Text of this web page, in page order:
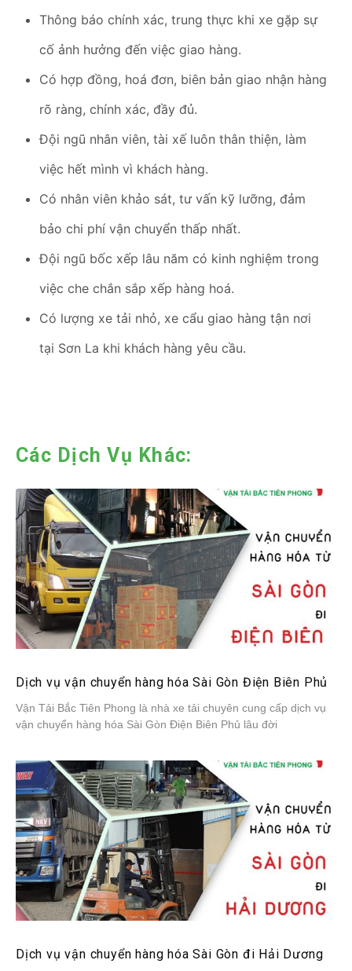
Thông báo chính xác, trung thực khi xe gặp sự
cố ảnh hưởng đến việc giao hàng.
Có hợp đồng, hoá đơn, biên bản giao nhận hàng
rõ ràng, chính xác, đầy đủ.
Đội ngũ nhân viên, tài xế luôn thân thiện, làm
việc hết mình vì khách hàng.
Có nhân viên khảo sát, tư vấn kỹ lưỡng, đảm
bảo chi phí vận chuyển thấp nhất.
Đội ngũ bốc xếp lâu năm có kinh nghiệm trong
việc che chắn sắp xếp hàng hoá.
Có lượng xe tải nhỏ, xe cẩu giao hàng tận nơi
tại Sơn La khi khách hàng yêu cầu.
Các Dịch Vụ Khác:
Dịch vụ vận chuyển hàng hóa Sài Gòn Điện Biên Phủ
Vận Tải Bắc Tiên Phong là nhà xe tải chuyên cung cấp dịch vụ
vận chuyển hàng hóa Sài Gòn Điện Biên Phủ lâu đời
Dịch vụ vận chuyển hàng hóa Sài Gòn đi Hải Dương